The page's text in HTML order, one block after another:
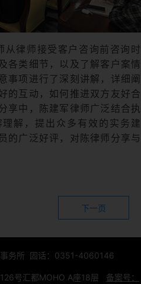
从律师接受客户咨询前咨询时
各类细节，以及了解客户案情
事项进行了深刻讲解，详细阐
的互动，如何推进双方友好合
享中，陈建军律师广泛结合执
解，提出众多有效的实务建
的广泛好评，对陈律师分享与
下一页
事务所 固话：0351-4060146
号汇都MOHO A座18层 备案号：